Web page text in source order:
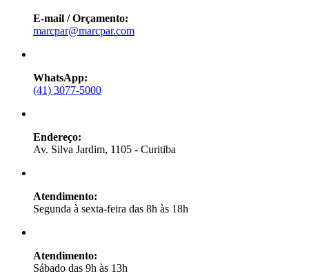
E-mail / Orçamento:
marcpar@marcpar.com
WhatsApp:
(41) 3077-5000
Endereço:
Av. Silva Jardim, 1105 - Curitiba
Atendimento:
Segunda à sexta-feira das 8h às 18h
Atendimento:
Sábado das 9h às 13h